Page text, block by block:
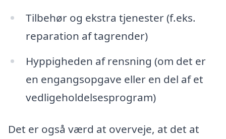
Tilbehør og ekstra tjenester (f.eks.
reparation af tagrender)
Hyppigheden af rensning (om det er
en engangsopgave eller en del af et
vedligeholdelsesprogram)
Det er også værd at overveje, at det at